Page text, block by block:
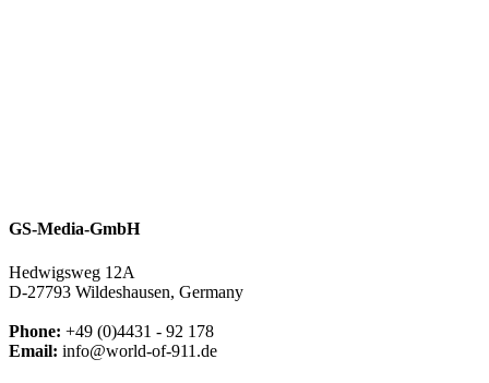
GS-Media-GmbH
Hedwigsweg 12A
D-27793 Wildeshausen, Germany
Phone: +49 (0)4431 - 92 178
Email: info@world-of-911.de